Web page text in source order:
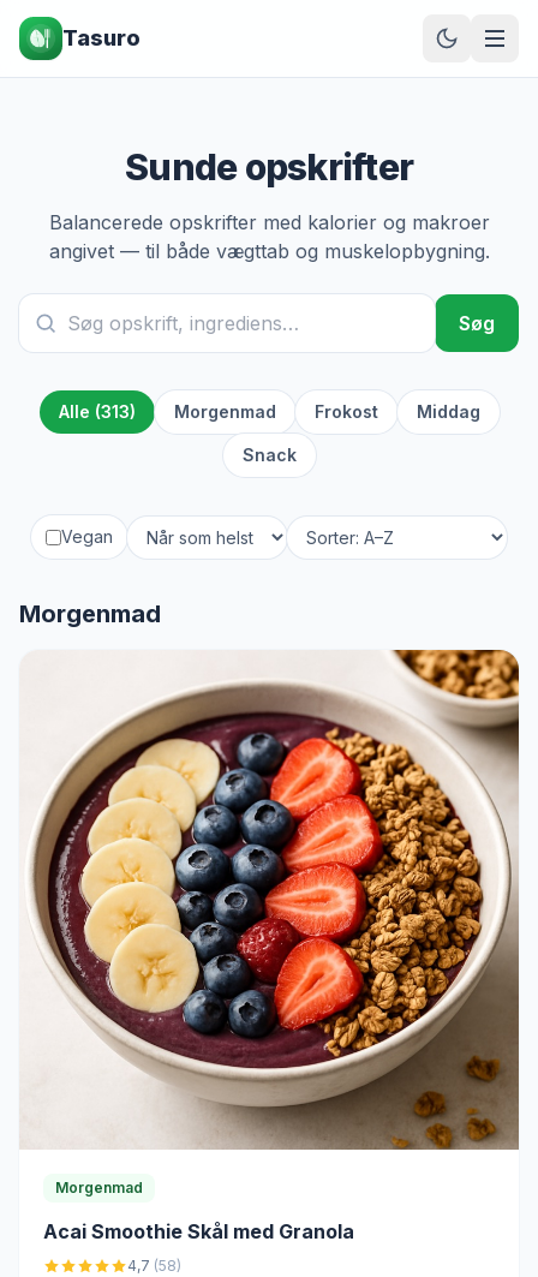
Tasuro
Sunde opskrifter
Balancerede opskrifter med kalorier og makroer
angivet — til både vægttab og muskelopbygning.
Søg
Alle (313) Morgenmad Frokost Middag
Snack
Vegan
Morgenmad
Morgenmad
Acai Smoothie Skål med Granola
4,7 (58)